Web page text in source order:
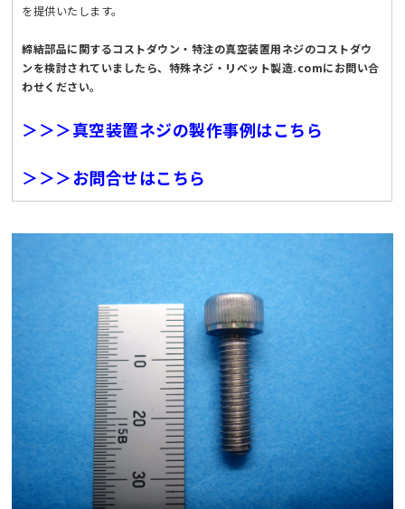
を提供いたします。
締結部品に関するコストダウン・特注の真空装置用ネジのコストダウ
ンを検討されていましたら、特殊ネジ・リベット製造.comにお問い合
わせください。
＞＞＞真空装置ネジの製作事例はこちら
＞＞＞お問合せはこちら